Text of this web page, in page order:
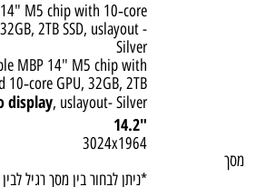
14" M5 chip with 10‑core
2TB SSD, uslayout -
Silver
MBP 14" M5 chip with
10‑core GPU, 32GB, 2TB
display, uslayout- Silver
מסך
"14.2
3024x1964